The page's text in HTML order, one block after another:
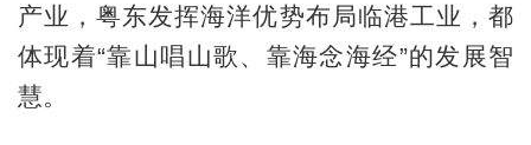
产业，粤东发挥海洋优势布局临港工业，都
体现着“靠山唱山歌、靠海念海经”的发展智
慧。